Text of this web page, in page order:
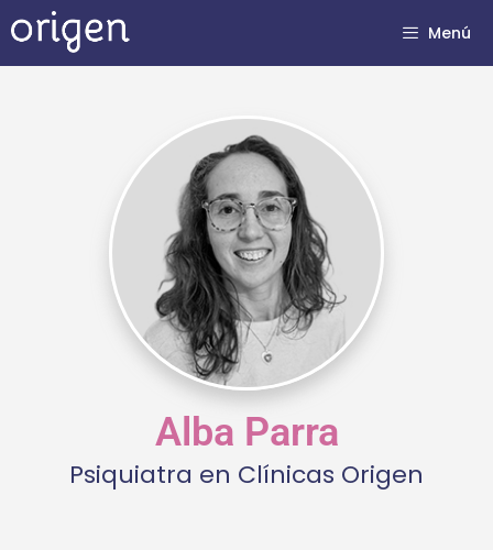
Menú
Alba Parra
Psiquiatra en Clínicas Origen